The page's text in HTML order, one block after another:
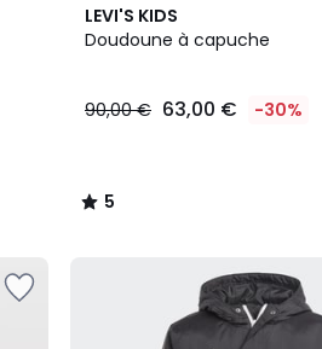
LEVI'S KIDS
Doudoune à capuche
90,00 € 63,00 € -30%
5
/
5
/